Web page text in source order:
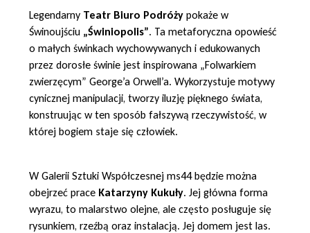
Legendarny Teatr Biuro Podróży pokaże w
Świnoujściu „Świniopolis”. Ta metaforyczna opowieść
o małych świnkach wychowywanych i edukowanych
przez dorosłe świnie jest inspirowana „Folwarkiem
zwierzęcym” George’a Orwell’a. Wykorzystuje motywy
cynicznej manipulacji, tworzy iluzję pięknego świata,
konstruując w ten sposób fałszywą rzeczywistość, w
której bogiem staje się człowiek.
W Galerii Sztuki Współczesnej ms44 będzie można
obejrzeć prace Katarzyny Kukuły. Jej główna forma
wyrazu, to malarstwo olejne, ale często posługuje się
rysunkiem, rzeźbą oraz instalacją. Jej domem jest las.